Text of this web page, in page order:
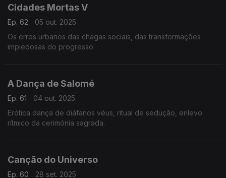
Cidades Mortas V
Ep. 62
05 out. 2025
Os erros urbanos das chagas sociais, das transformações
impiedosas do progresso.
A Dança de Salomé
Ep. 61
04 out. 2025
Erótica dança de diáfanos véus, ritual de sedução, enlevo
rítmico da cerimónia sagrada.
Canção do Universo
Ep. 60 28 set. 2025